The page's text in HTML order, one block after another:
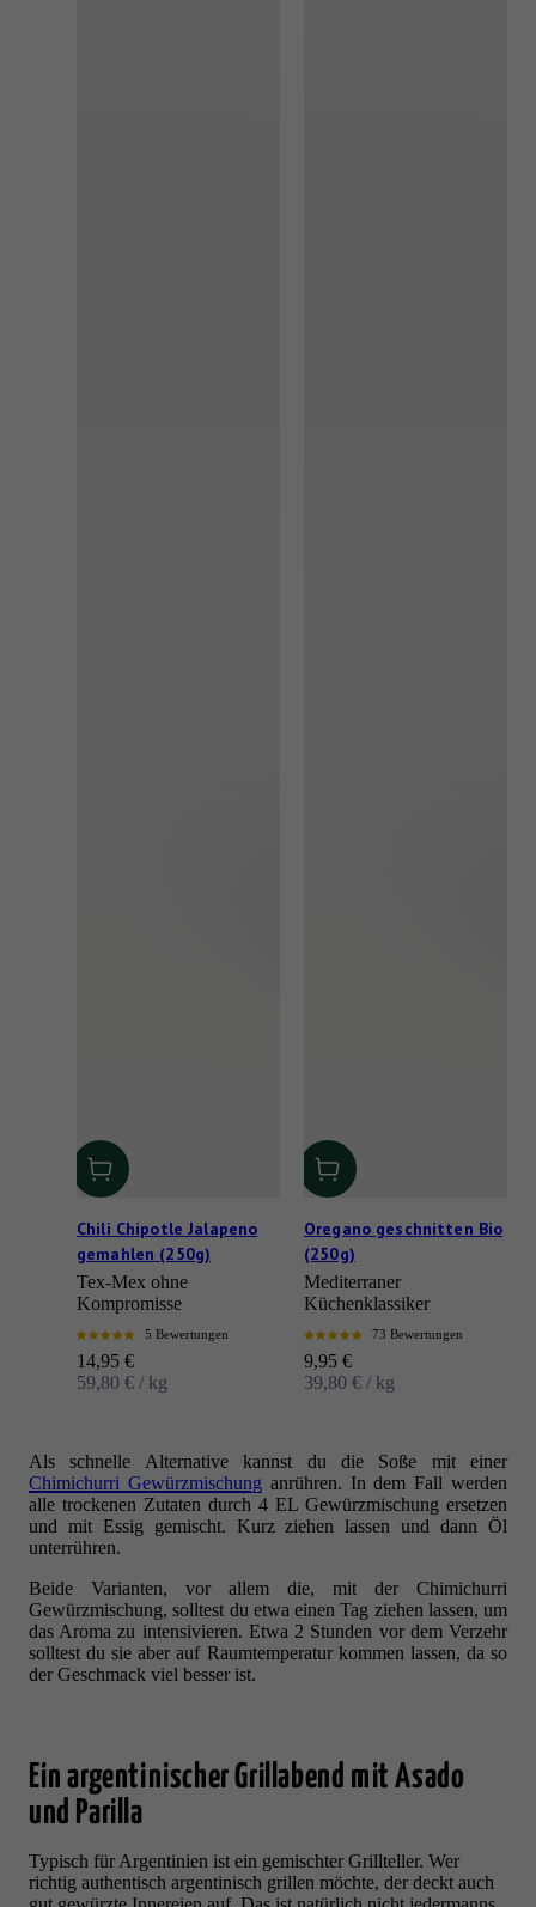
Chili Chipotle Jalapeno
gemahlen (250g)
Tex-Mex ohne
Kompromisse
5 Bewertungen
Angebot
14,95 €
59,80 € / kg
Oregano geschnitten Bio
(250g)
Mediterraner
Küchenklassiker
73 Bewertungen
Angebot
9,95 €
39,80 € / kg
Als schnelle Alternative kannst du die Soße mit einer
Chimichurri Gewürzmischung anrühren. In dem Fall werden
alle trockenen Zutaten durch 4 EL Gewürzmischung ersetzen
und mit Essig gemischt. Kurz ziehen lassen und dann Öl
unterrühren.
Beide Varianten, vor allem die, mit der Chimichurri
Gewürzmischung, solltest du etwa einen Tag ziehen lassen, um
das Aroma zu intensivieren. Etwa 2 Stunden vor dem Verzehr
solltest du sie aber auf Raumtemperatur kommen lassen, da so
der Geschmack viel besser ist.
Ein argentinischer Grillabend mit Asado
und Parilla
Typisch für Argentinien ist ein gemischter Grillteller. Wer
richtig authentisch argentinisch grillen möchte, der deckt auch